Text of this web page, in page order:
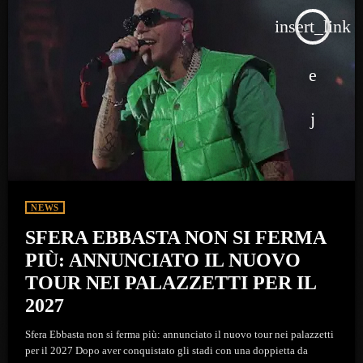
insert_link
NEWS
SFERA EBBASTA NON SI FERMA
PIÙ: ANNUNCIATO IL NUOVO
TOUR NEI PALAZZETTI PER IL
2027
Sfera Ebbasta non si ferma più: annunciato il nuovo tour nei palazzetti
per il 2027 Dopo aver conquistato gli stadi con una doppietta da